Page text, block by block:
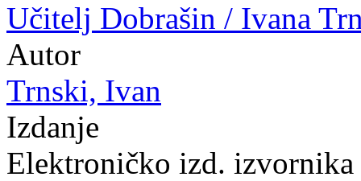
Učitelj Dobrašin / Ivana
Autor
Trnski, Ivan
Izdanje
Elektroničko izd.